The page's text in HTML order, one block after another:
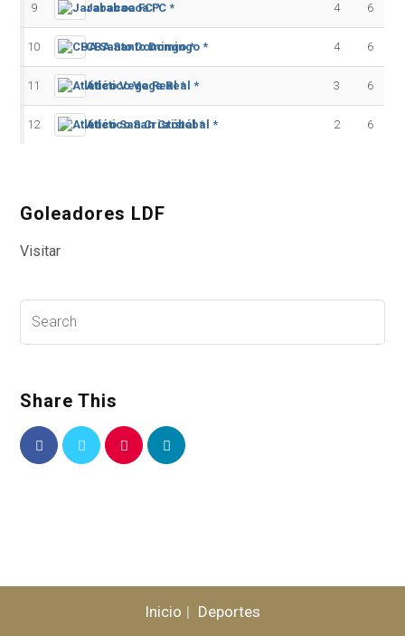
9 Jarabacoa FC * 4 6
10 CBA Santo Domingo * 4 6
11 Atlético Vega Real * 3 6
12 Atlético San Cristóbal * 2 6
Goleadores LDF
Visitar
Share This
Inicio Deportes